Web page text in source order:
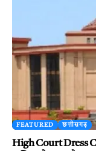
FEATURED छत्तीसगढ़
High Court Dress